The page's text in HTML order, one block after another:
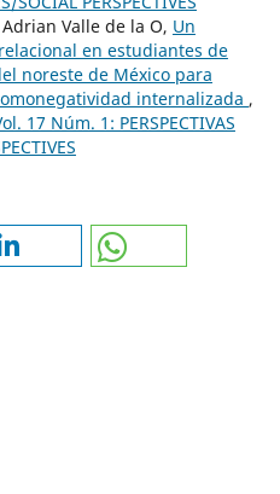
Valle de la O, Un
en estudiantes de
noreste de México para
internalizada ,
17 Núm. 1: PERSPECTIVAS